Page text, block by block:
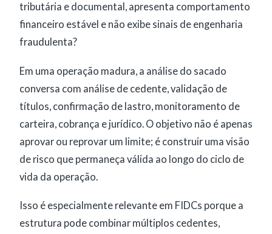
tributária e documental, apresenta comportamento
financeiro estável e não exibe sinais de engenharia
fraudulenta?
Em uma operação madura, a análise do sacado
conversa com análise de cedente, validação de
títulos, confirmação de lastro, monitoramento de
carteira, cobrança e jurídico. O objetivo não é apenas
aprovar ou reprovar um limite; é construir uma visão
de risco que permaneça válida ao longo do ciclo de
vida da operação.
Isso é especialmente relevante em FIDCs porque a
estrutura pode combinar múltiplos cedentes,